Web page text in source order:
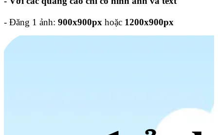
- Đăng 1 ảnh: 900x900px hoặc 1200x900px